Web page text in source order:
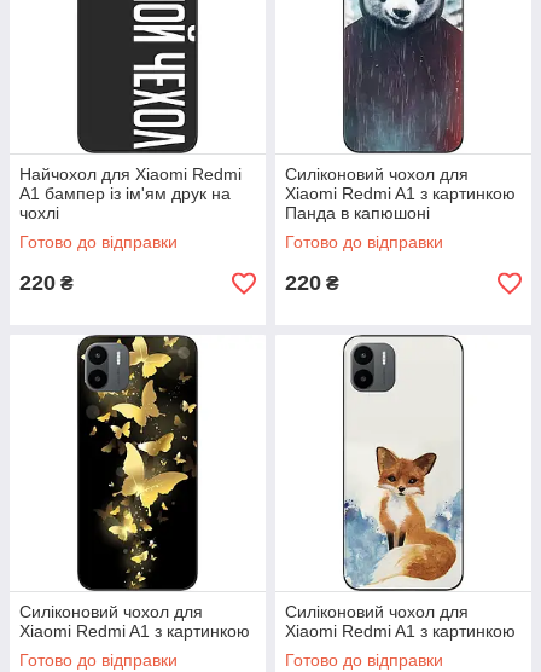
Найчохол для Xiaomi Redmi
A1 бампер із ім'ям друк на
чохлі
Готово до відправки
220 ₴
Силіконовий чохол для
Xiaomi Redmi A1 з картинкою
Панда в капюшоні
Готово до відправки
220 ₴
Силіконовий чохол для
Xiaomi Redmi A1 з картинкою
Готово до відправки
Силіконовий чохол для
Xiaomi Redmi A1 з картинкою
Готово до відправки